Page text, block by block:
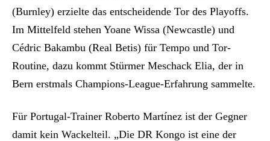
(Burnley) erzielte das entscheidende Tor des Playoffs.
Im Mittelfeld stehen Yoane Wissa (Newcastle) und
Cédric Bakambu (Real Betis) für Tempo und Tor-
Routine, dazu kommt Stürmer Meschack Elia, der in
Bern erstmals Champions-League-Erfahrung sammelte.
Für Portugal-Trainer Roberto Martínez ist der Gegner
damit kein Wackelteil. „Die DR Kongo ist eine der